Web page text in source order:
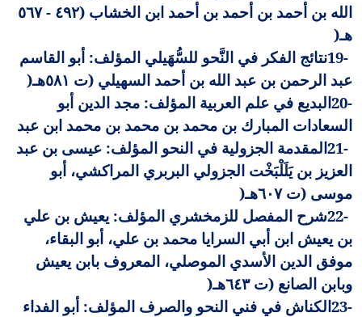
الله بن أحمد بن أحمد بن أحمد ابن الخشاب (٤٩٢ - ٥٦٧
هـ)
19-نتائج الفكر في النَّحو للسُّهَيلي المؤلف: أبو القاسم
عبد الرحمن بن عبد الله بن أحمد السهيلي (ت ٥٨١هـ
)
20-البديع في علم العربية المؤلف: مجد الدين أبو
السعادات المبارك بن محمد بن محمد بن محمد ابن عبد
21-المقدمة الجزولية في النحو المؤلف: عيسى بن عبد
العزيز بن يَلَلْبَخْت الجزولي البربري المراكشي، أبو
موسى (ت ٦٠٧هـ
)
22-شرح المفصل للزمخشري المؤلف: يعيش بن علي
بن يعيش ابن أبي السرايا محمد بن علي، أبو البقاء،
موفق الدين الأسدي الموصلي، المعروف بابن يعيش
وبابن الصانع (ت ٦٤٣هـ
)
23-الكناش في فني النحو والصرف المؤلف: أبو الفداء